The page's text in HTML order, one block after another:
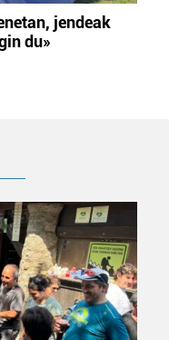
jendeak
du»